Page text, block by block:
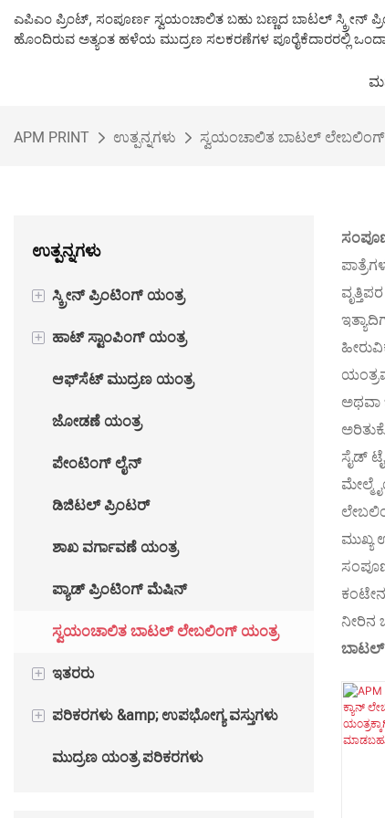
ಎಪಿಎಂ ಪ್ರಿಂಟ್, ಸಂಪೂರ್ಣ ಸ್ವಯಂಚಾಲಿತ ಬಹು ಬಣ್ಣದ ಬಾಟಲ್ ಸ್ಕ್ರೀನ್
ಹೊಂದಿರುವ ಅತ್ಯಂತ ಹಳೆಯ ಮುದ್ರಣ ಸಲಕರಣೆಗಳ ಪೂರೈಕೆದಾರರಲ್ಲಿ
APM PRINT ಉತ್ಪನ್ನಗಳು ಸ್ವಯಂಚಾಲಿತ ಬಾಟಲ್
ಉತ್ಪನ್ನಗಳು
+ ಸ್ಕ್ರೀನ್ ಪ್ರಿಂಟಿಂಗ್ ಯಂತ್ರ
ಅರೆ ಸ್ವಯಂಚಾಲಿತ ಸ್ಕ್ರೀನ್ ಪ್ರಿಂಟಿಂಗ್
+ ಹಾಟ್ ಸ್ಟಾಂಪಿಂಗ್ ಯಂತ್ರ
ಅರೆ ಸ್ವಯಂಚಾಲಿತ ಹಾಟ್ ಫಾಯಿಲ್
ಆಫ್‌ಸೆಟ್ ಮುದ್ರಣ ಯಂತ್ರ
ಜೋಡಣೆ ಯಂತ್ರ
ಪೇಂಟಿಂಗ್ ಲೈನ್
ಡಿಜಿಟಲ್ ಪ್ರಿಂಟರ್
ಶಾಖ ವರ್ಗಾವಣೆ ಯಂತ್ರ
ಪ್ಯಾಡ್ ಪ್ರಿಂಟಿಂಗ್ ಮೆಷಿನ್
ಸ್ವಯಂಚಾಲಿತ ಬಾಟಲ್ ಲೇಬಲಿಂಗ್ ಯಂತ್ರ
+ ಇತರರು
ಕಪ್ ತಯಾರಿಸುವ ಯಂತ್ರ
ಪ್ಯಾಕೇಜಿಂಗ್ ಯಂತ್ರ
+ ಪರಿಕರಗಳು &amp; ಉಪಭೋಗ್ಯ ವಸ್ತುಗಳು
ಮುದ್ರಣ ಯಂತ್ರದ ಉಪಭೋಗ್ಯ ವಸ್ತುಗಳು
ಮುದ್ರಣ ಯಂತ್ರ ಪರಿಕರಗಳು
ವೃತ್ತಿಪರ
ಅಥವಾ
ಸೈಡ್
ಮುಖ್ಯ
ನೀರಿನ
ಬಾಟಲ್